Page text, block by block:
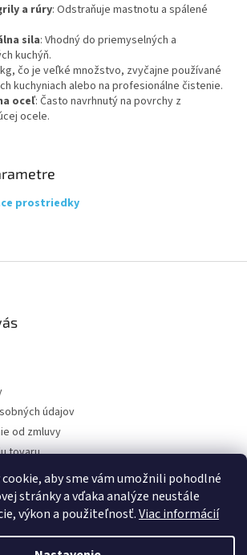
aby sme vám umožnili pohodlné
stránky a vďaka analýze neustále
výkon a použiteľnosť.Viac informácií
a rúry: Odstraňuje mastnotu a spálené
sila: Vhodný do priemyselných a
kuchýň.
kg, čo je veľké množstvo, zvyčajne používané
kuchyniach alebo na profesionálne čistenie.
oceľ: Často navrhnutý na povrchy z
ocele.
prostriedky
údajov
od zmluvy
tovaru